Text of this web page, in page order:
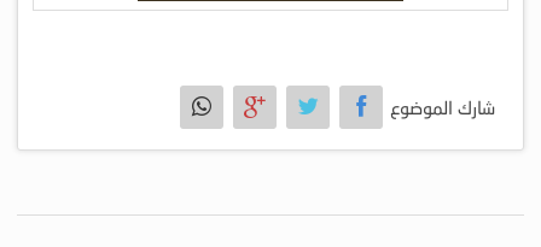
شارك الموضوع